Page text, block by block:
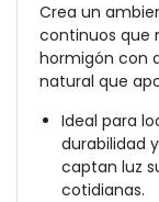
Crea un
continuos que
hormigón con
natural que
Ideal para
durabilidad
captan luz
cotidianas.